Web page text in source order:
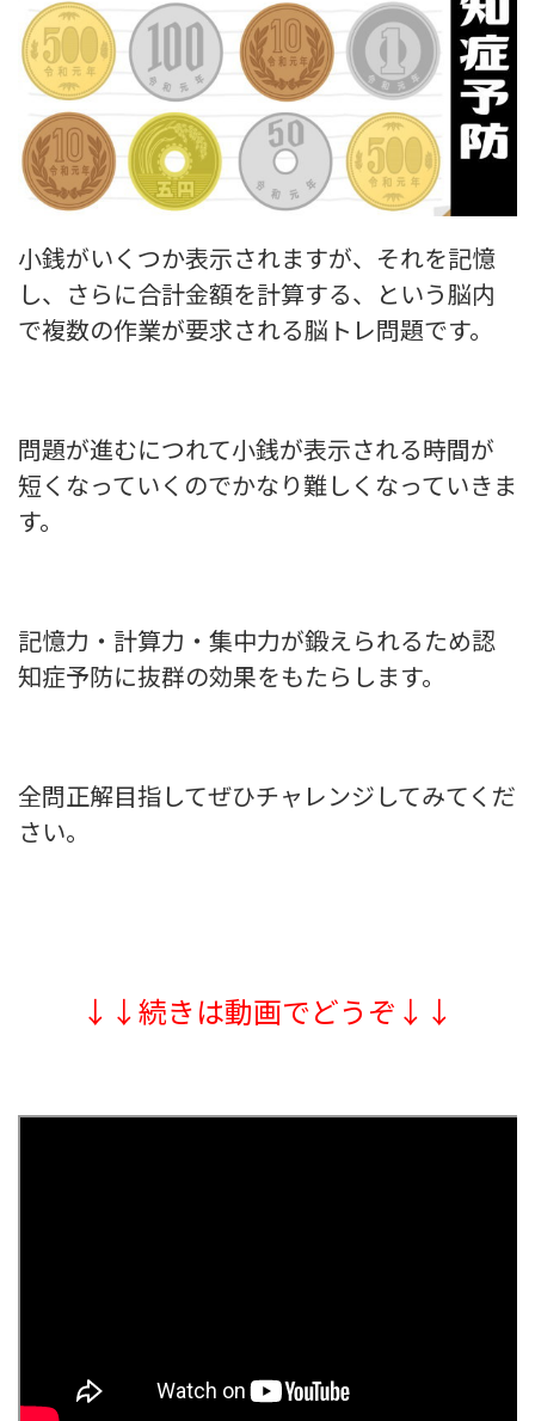
小銭がいくつか表示されますが、それを記憶
し、さらに合計金額を計算する、という脳内
で複数の作業が要求される脳トレ問題です。
問題が進むにつれて小銭が表示される時間が
短くなっていくのでかなり難しくなっていきま
す。
記憶力・計算力・集中力が鍛えられるため認
知症予防に抜群の効果をもたらします。
全問正解目指してぜひチャレンジしてみてくだ
さい。
↓↓続きは動画でどうぞ↓↓